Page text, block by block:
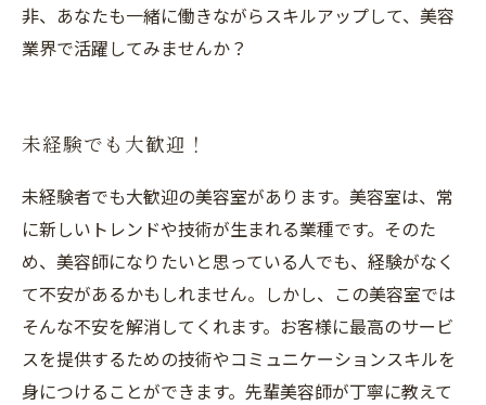
非、あなたも一緒に働きながらスキルアップして、美容
業界で活躍してみませんか？
未経験でも大歓迎！
未経験者でも大歓迎の美容室があります。美容室は、常
に新しいトレンドや技術が生まれる業種です。そのた
め、美容師になりたいと思っている人でも、経験がなく
て不安があるかもしれません。しかし、この美容室では
そんな不安を解消してくれます。お客様に最高のサービ
スを提供するための技術やコミュニケーションスキルを
身につけることができます。先輩美容師が丁寧に教えて